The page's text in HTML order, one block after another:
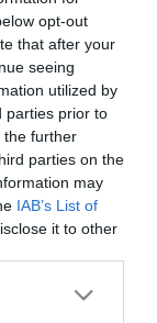
opt-out
that after your
seeing
utilized by
parties prior to
the further
parties on the
may
IAB’s List of
it to other
more Google
την